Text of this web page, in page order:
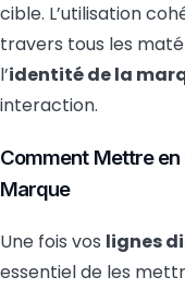
cible. L’utilisation
travers tous les
l’identité de la
interaction.
Comment Mettre
Marque
Une fois vos lignes
essentiel de les